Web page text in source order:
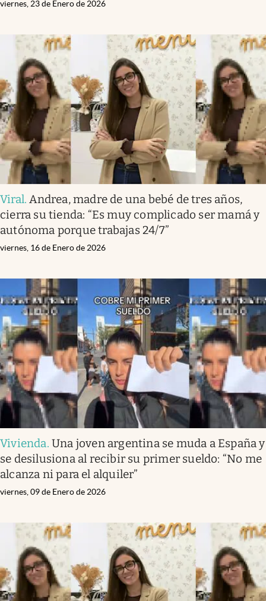
viernes, 23 de Enero de 2026
Viral.Andrea, madre de una bebé de tres años,
cierra su tienda: “Es muy complicado ser mamá y
autónoma porque trabajas 24/7”
viernes, 16 de Enero de 2026
Vivienda.Una joven argentina se muda a España y
se desilusiona al recibir su primer sueldo: “No me
alcanza ni para el alquiler”
viernes, 09 de Enero de 2026